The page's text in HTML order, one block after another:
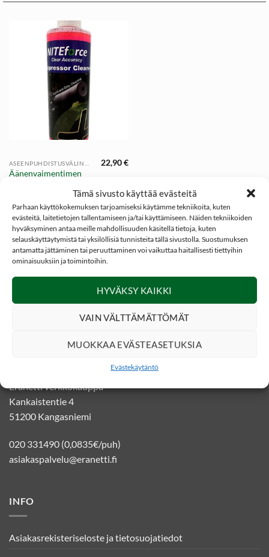
Tämä sivusto käyttää evästeitä
Parhaan käyttökokemuksen tarjoamiseksi käytämme tekniikoita, kuten
evästeitä, laitetietojen tallentamiseen ja/tai käyttämiseen. Näiden tekniikoiden
hyväksyminen antaa meille mahdollisuuden käsitellä tietoja, kuten
selauskäyttäytymistä tai yksilöllisiä tunnisteita tällä sivustolla. Suostumuksen
antamatta jättäminen tai peruuttaminen voi vaikuttaa haitallisesti tiettyihin
ominaisuuksiin ja toimintoihin.
HYVÄKSY KAIKKI
VAIN VÄLTTÄMÄTTÖMÄT
MUOKKAA EVÄSTEASETUKSIA
Evästekäytäntö
ASEENPUHDISTUSVÄLINEET
Äänenvaimentimen
NITEforce Suppressor
Cleaner
22,90€
SOSIAALINEN MEDIA
Eränetti verkkokauppa
Kankaistentie 4
51200 Kangasniemi
020 331490 (0,0835€/puh)
asiakaspalvelu@eranetti.fi
INFO
Asiakasrekisteriseloste ja tietosuojatiedot